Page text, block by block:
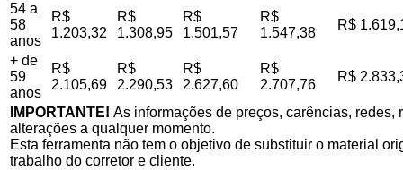
54 a
58
anos
R$
1.203,32
R$
1.308,95
R$
1.501,57
R$
1.547,38
R$
+ de
59
anos
R$
2.105,69
R$
2.290,53
R$
2.627,60
R$
2.707,76
R$
IMPORTANTE! As informações de preços, carências,
alterações a qualquer momento.
Esta ferramenta não tem o objetivo de substituir o material
trabalho do corretor e cliente.